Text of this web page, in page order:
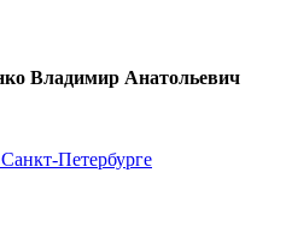
Владимир Анатольевич
Петербурге